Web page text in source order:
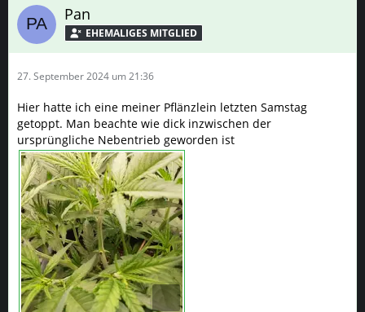
Pan
27. September 2024 um 21:36
Hier hatte ich eine meiner Pflänzlein letzten Samstag
getoppt. Man beachte wie dick inzwischen der
ursprüngliche Nebentrieb geworden ist